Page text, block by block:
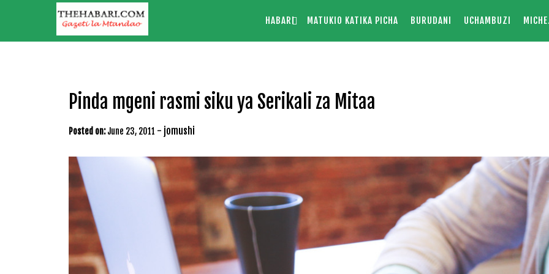
HABARI MATUKIO KATIKA PICHA BURUDANI UCHAMBUZI
Pinda mgeni rasmi siku ya Serikali za Mitaa
Posted on: June 23, 2011 - jomushi